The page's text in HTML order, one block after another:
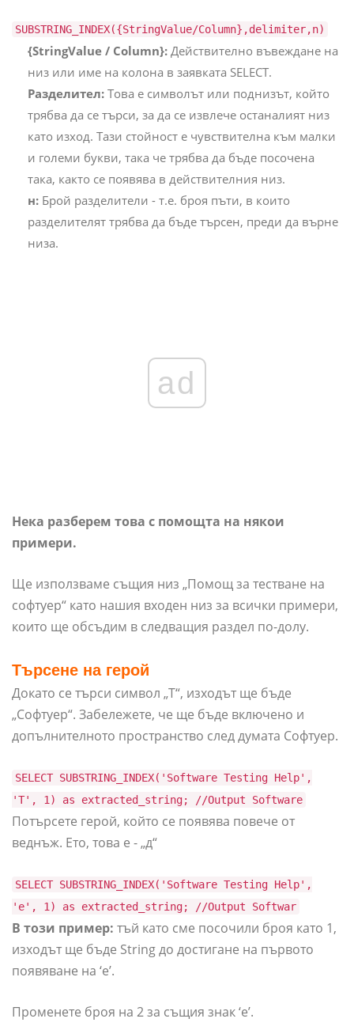
SUBSTRING_INDEX({StringValue/Column},delimiter,n)
{StringValue / Column}: Действително въвеждане на
низ или име на колона в заявката SELECT.
Разделител: Това е символът или поднизът, който
трябва да се търси, за да се извлече останалият низ
като изход. Тази стойност е чувствителна към малки
и големи букви, така че трябва да бъде посочена
така, както се появява в действителния низ.
н: Брой разделители - т.е. броя пъти, в които
разделителят трябва да бъде търсен, преди да върне
низа.
ad
Нека разберем това с помощта на някои
примери.
Ще използваме същия низ „Помощ за тестване на
софтуер“ като нашия входен низ за всички примери,
които ще обсъдим в следващия раздел по-долу.
Търсене на герой
Докато се търси символ „T“, изходът ще бъде
„Софтуер“. Забележете, че ще бъде включено и
допълнителното пространство след думата Софтуер.
SELECT SUBSTRING_INDEX('Software Testing Help',
'T', 1) as extracted_string; //Output Software
Потърсете герой, който се появява повече от
веднъж. Ето, това е - „д“
SELECT SUBSTRING_INDEX('Software Testing Help',
'e', 1) as extracted_string; //Output Softwar
В този пример: тъй като сме посочили броя като 1,
изходът ще бъде String до достигане на първото
появяване на ‘e’.
Променете броя на 2 за същия знак ‘e’.